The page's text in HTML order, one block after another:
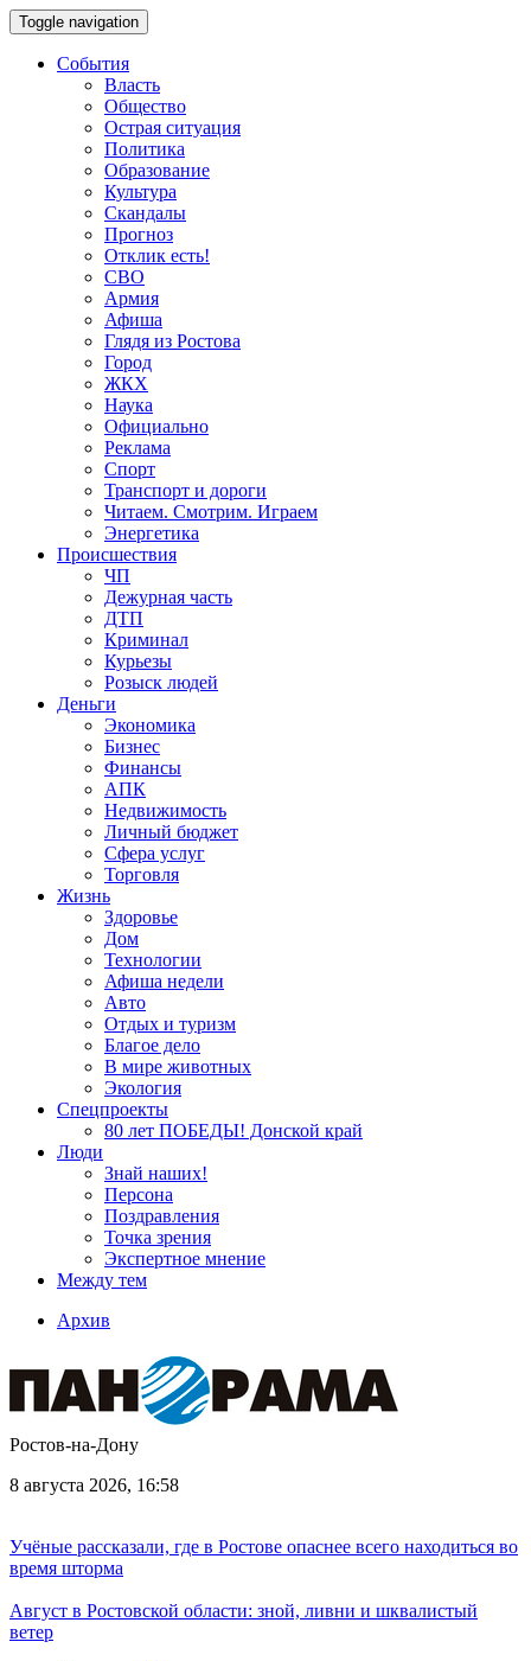
Toggle navigation
События
Власть
Общество
Острая ситуация
Политика
Образование
Культура
Скандалы
Прогноз
Отклик есть!
СВО
Армия
Афиша
Глядя из Ростова
Город
ЖКХ
Наука
Официально
Реклама
Спорт
Транспорт и дороги
Читаем. Смотрим. Играем
Энергетика
Происшествия
ЧП
Дежурная часть
ДТП
Криминал
Курьезы
Розыск людей
Деньги
Экономика
Бизнес
Финансы
АПК
Недвижимость
Личный бюджет
Сфера услуг
Торговля
Жизнь
Здоровье
Дом
Технологии
Афиша недели
Авто
Отдых и туризм
Благое дело
В мире животных
Экология
Спецпроекты
80 лет ПОБЕДЫ! Донской край
Люди
Знай наших!
Персона
Поздравления
Точка зрения
Экспертное мнение
Между тем
Архив
Ростов-на-Дону
8 августа 2026, 16:58
Учёные рассказали, где в Ростове опаснее всего находиться во
время шторма
Август в Ростовской области: зной, ливни и шквалистый
ветер